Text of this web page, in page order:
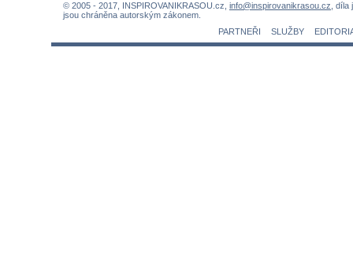
© 2005 - 2017, INSPIROVANIKRASOU.cz, info@inspirovanikrasou.cz ,
jsou chráněna autorským zákonem.
PARTNEŘI
SLUŽBY